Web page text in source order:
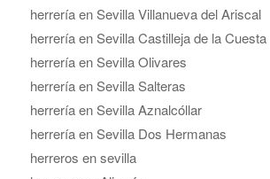
herrería en Sevilla Villanueva del Ariscal
herrería en Sevilla Castilleja de la Cuesta
herrería en Sevilla Olivares
herrería en Sevilla Salteras
herrería en Sevilla Aznalcóllar
herrería en Sevilla Dos Hermanas
herreros en sevilla